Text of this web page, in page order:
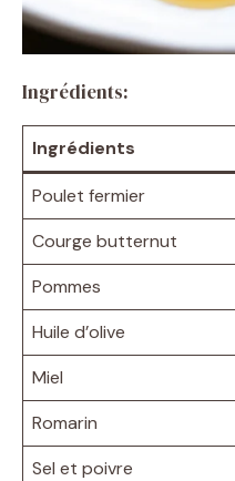
Ingrédients:
Ingrédients
Poulet fermier
Courge butternut
Pommes
Huile d’olive
Miel
Romarin
Sel et poivre